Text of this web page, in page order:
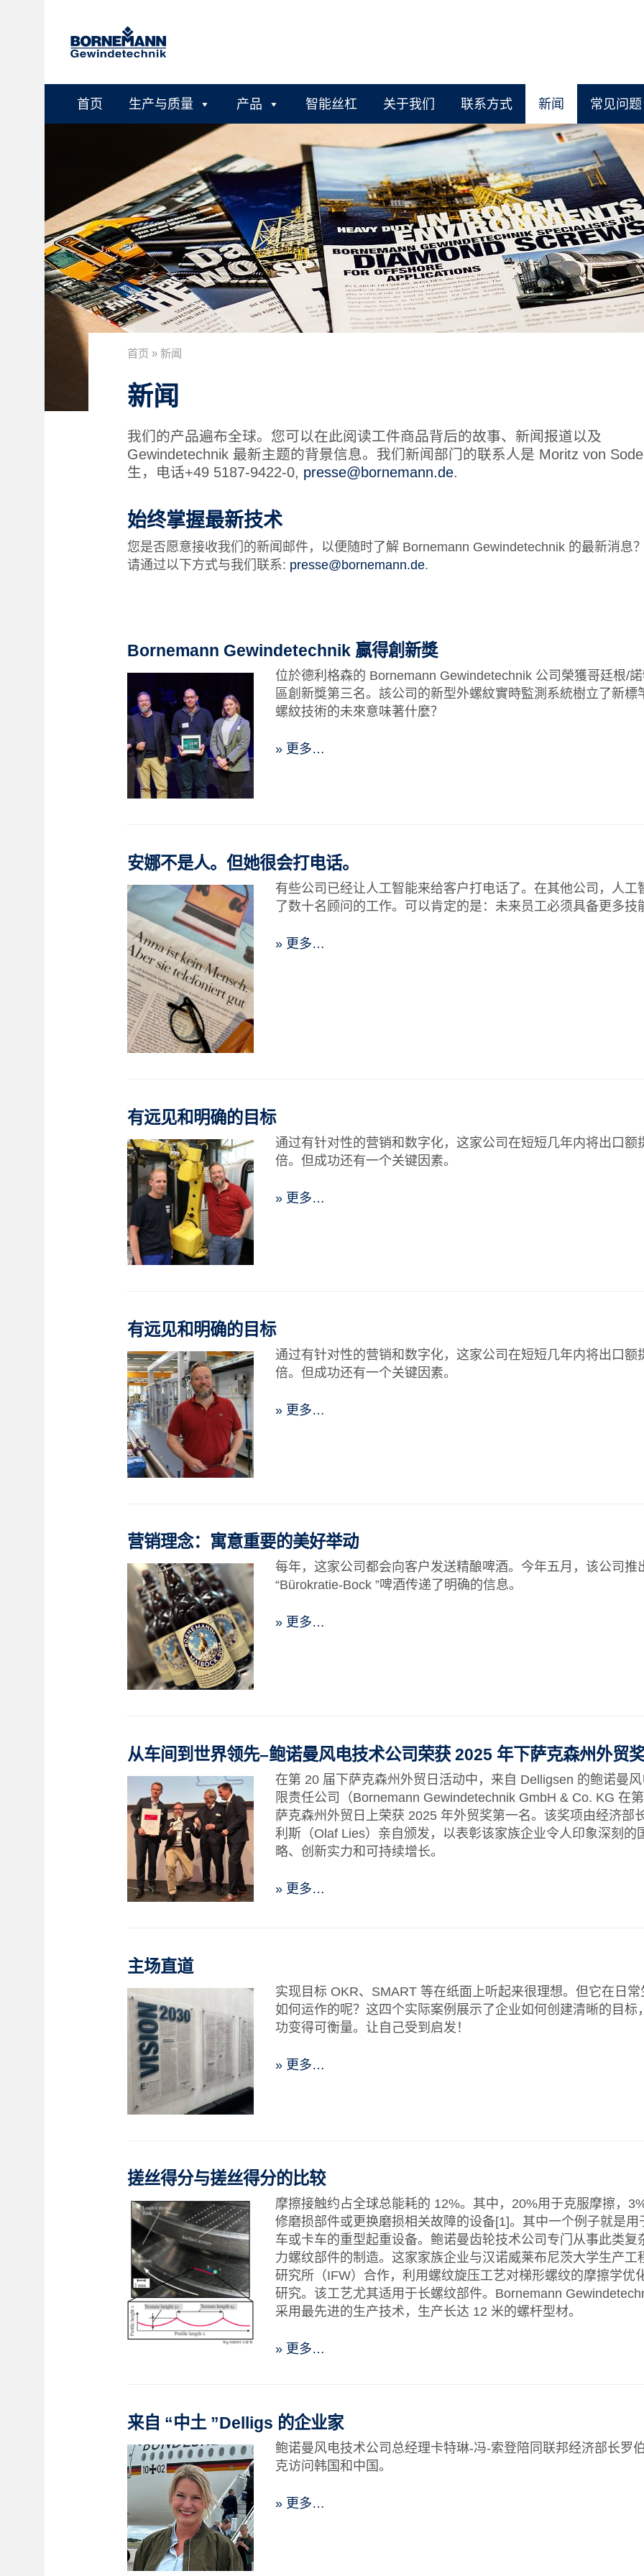
首页 生产与质量 产品 智能丝杠 关于我们 联系方式 新闻 常见问题
首页 » 新闻
新闻
我们的产品遍布全球。您可以在此阅读工件商品背后的故事、新闻报道以及
Gewindetechnik 最新主题的背景信息。我们新闻部门的联系人是 Moritz von
生，电话+49 5187-9422-0, presse@bornemann.de.
始终掌握最新技术
您是否愿意接收我们的新闻邮件，以便随时了解 Bornemann Gewindetechnik 的最新消息
请通过以下方式与我们联系: presse@bornemann.de.
Bornemann Gewindetechnik 贏得創新獎
位於德利格森的 Bornemann Gewindetechnik 公司榮獲哥廷根/
區創新獎第三名。該公司的新型外螺紋實時監測系統樹立了新標
螺紋技術的未來意味著什麼？
» 更多…
安娜不是人。但她很会打电话。
有些公司已经让人工智能来给客户打电话了。在其他公司，人工
了数十名顾问的工作。可以肯定的是：未来员工必须具备更多技
» 更多…
有远见和明确的目标
通过有针对性的营销和数字化，这家公司在短短几年内将出口额
倍。但成功还有一个关键因素。
» 更多…
有远见和明确的目标
通过有针对性的营销和数字化，这家公司在短短几年内将出口额
倍。但成功还有一个关键因素。
» 更多…
营销理念：寓意重要的美好举动
每年，这家公司都会向客户发送精酿啤酒。今年五月，该公司推
“Bürokratie-Bock ”啤酒传递了明确的信息。
» 更多…
从车间到世界领先–鲍诺曼风电技术公司荣获 2025 年下萨克森州外贸
在第 20 届下萨克森州外贸日活动中，来自 Delligsen 的鲍诺曼
限责任公司（Bornemann Gewindetechnik GmbH & Co. KG 在
萨克森州外贸日上荣获 2025 年外贸奖第一名。该奖项由经济部
利斯（Olaf Lies）亲自颁发，以表彰该家族企业令人印象深刻的
略、创新实力和可持续增长。
» 更多…
主场直道
实现目标 OKR、SMART 等在纸面上听起来很理想。但它在日常
如何运作的呢？这四个实际案例展示了企业如何创建清晰的目标
功变得可衡量。让自己受到启发！
» 更多…
搓丝得分与搓丝得分的比较
摩擦接触约占全球总能耗的 12%。其中，20%用于克服摩擦，
修磨损部件或更换磨损相关故障的设备[1]。其中一个例子就是用
车或卡车的重型起重设备。鲍诺曼齿轮技术公司专门从事此类复
力螺纹部件的制造。这家家族企业与汉诺威莱布尼茨大学生产工
研究所（IFW）合作，利用螺纹旋压工艺对梯形螺纹的摩擦学优
研究。该工艺尤其适用于长螺纹部件。Bornemann
采用最先进的生产技术，生产长达 12 米的螺杆型材。
» 更多…
来自 “中土 ”Delligs 的企业家
鲍诺曼风电技术公司总经理卡特琳-冯-索登陪同联邦经济部长罗
克访问韩国和中国。
» 更多…